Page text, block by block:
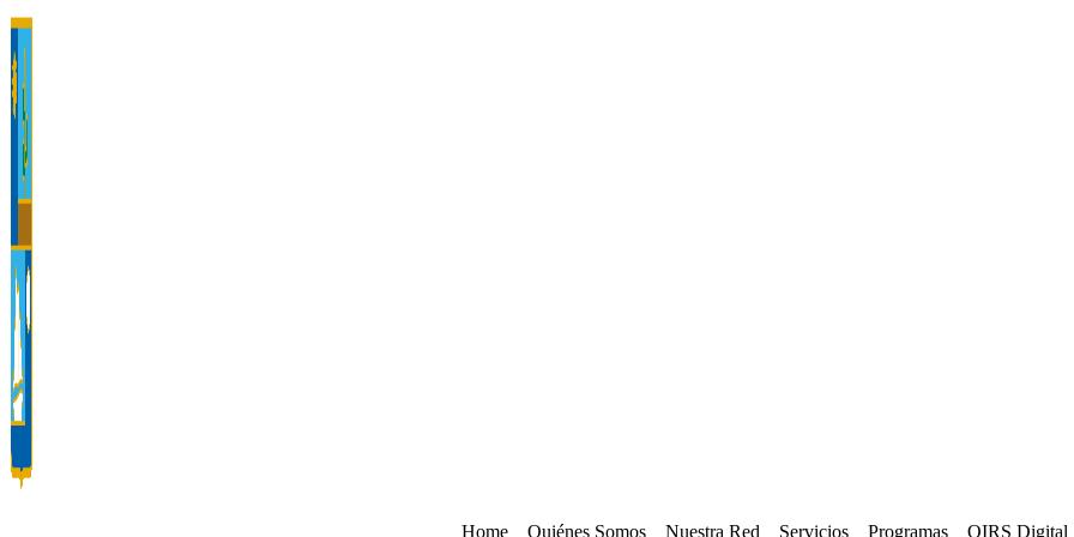
Ir
contenido
Home Quiénes Somos Nuestra Red Servicios Programas OIRS Digital